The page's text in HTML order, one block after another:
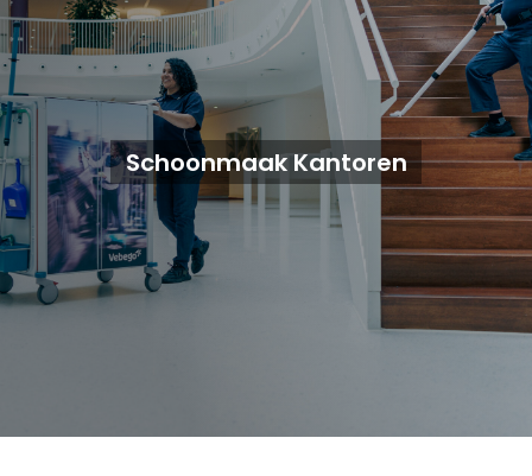
Schoonmaak Kantoren
Vacatures
Beroepen
Werkomgevingen
Opleidingen
Werkgevers